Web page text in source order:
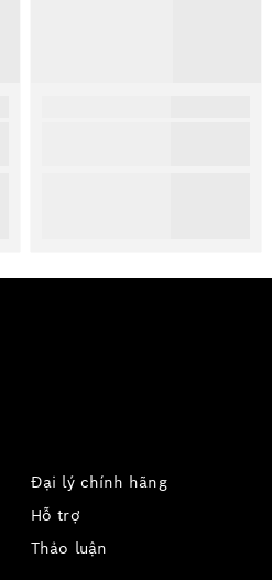
Đại lý chính hãng
Hỗ trợ
Thảo luận